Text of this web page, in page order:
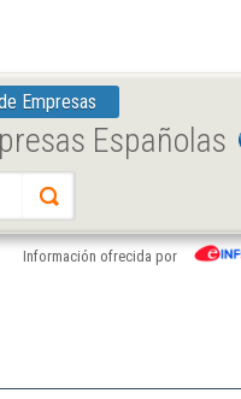
Empresas
Españolas
Información ofrecida por